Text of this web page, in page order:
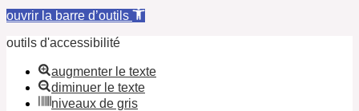
ouvrir la barre d’outils
outils d'accessibilité
augmenter le texte
diminuer le texte
niveaux de gris